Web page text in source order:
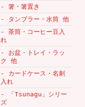
- 箸・箸置き
- タンブラー・水筒 他
- 茶筒・コーヒー豆入
れ
- お盆・トレイ・ラッ
ク 他
- カードケース・名刺
入れ
- 「Tsunagu」シリー
ズ